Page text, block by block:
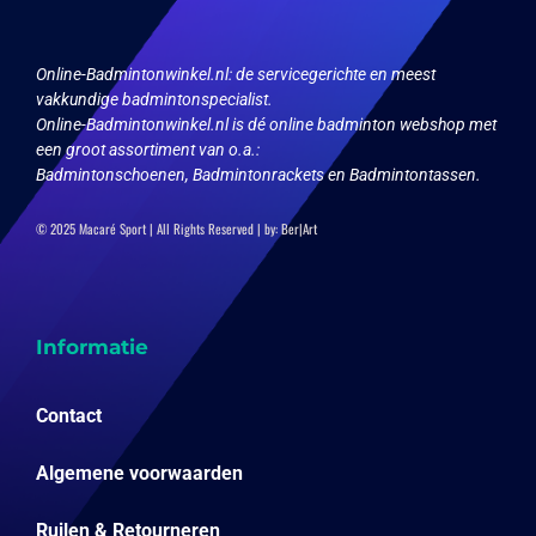
productpagina
productpagina
Online-Badmintonwinkel.nl:de servicegerichte en meest
vakkundige badmintonspecialist.
Online-Badmintonwinkel.nl is dé online badminton webshop met
een groot assortiment van o.a.:
Badmintonschoenen, Badmintonrackets en Badmintontassen.
© 2025 Macaré Sport | All Rights Reserved | by:Ber|Art
Informatie
Contact
Algemene voorwaarden
Ruilen & Retourneren